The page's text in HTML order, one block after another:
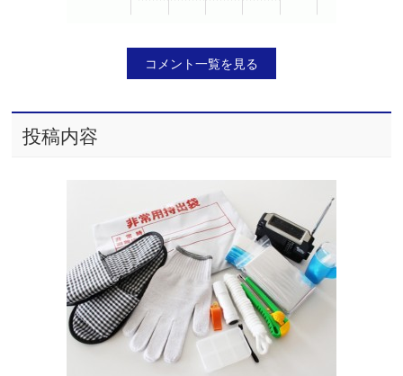
コメント一覧を見る
投稿内容